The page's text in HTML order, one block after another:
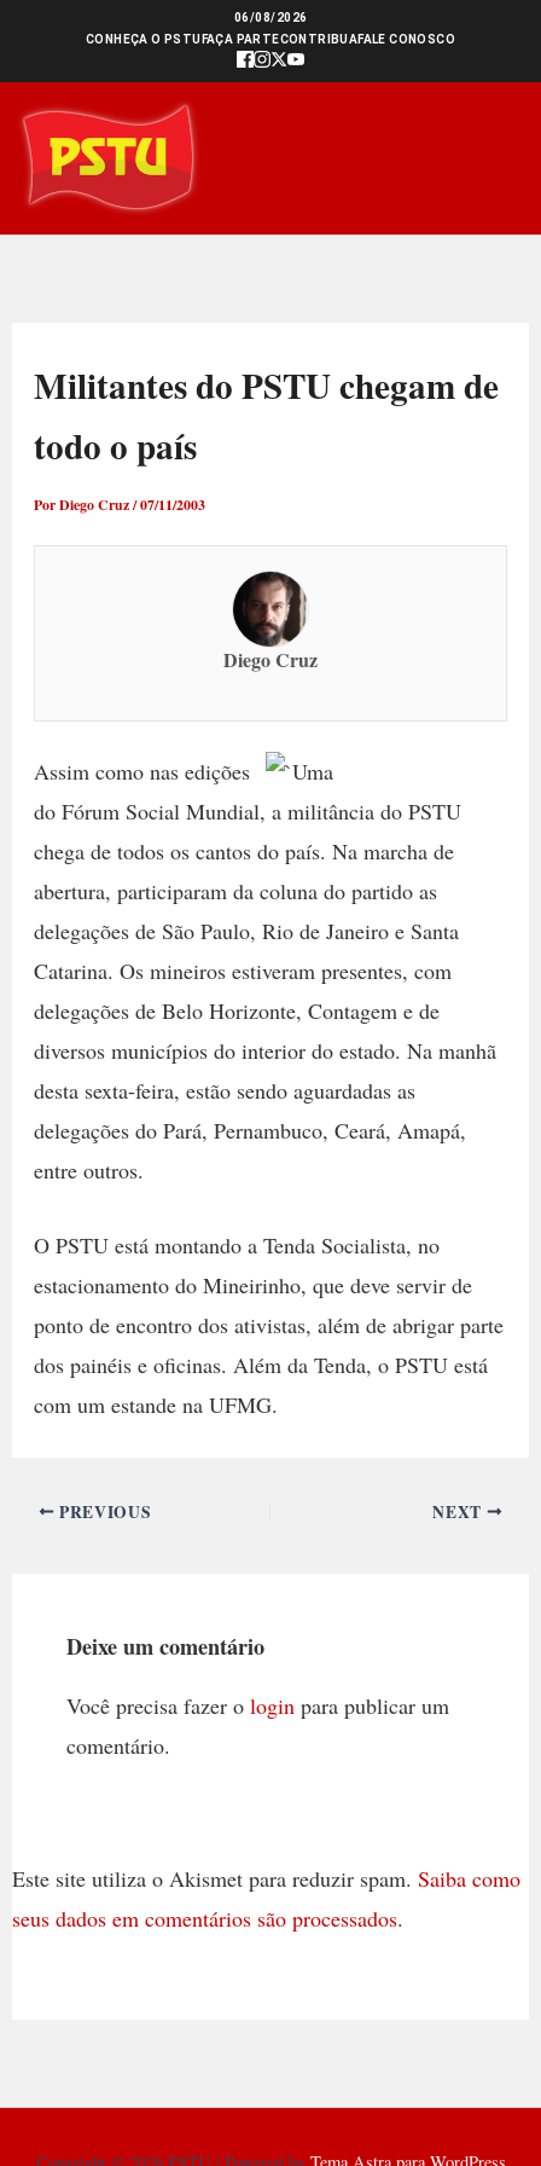
conteúdo
06/08/2026
CONHEÇA O PSTU FAÇA PARTECONTRIBUAFALE CONOSCO
Militantes do PSTU chegam de
todo o país
PorDiego Cruz/07/11/2003
Diego Cruz
Assim como nas edições
do Fórum Social Mundial, a militância do PSTU
chega de todos os cantos do país. Na marcha de
abertura, participaram da coluna do partido as
delegações de São Paulo, Rio de Janeiro e Santa
Catarina. Os mineiros estiveram presentes, com
delegações de Belo Horizonte, Contagem e de
diversos municípios do interior do estado. Na manhã
desta sexta-feira, estão sendo aguardadas as
delegações do Pará, Pernambuco, Ceará, Amapá,
entre outros.
O PSTU está montando a Tenda Socialista, no
estacionamento do Mineirinho, que deve servir de
ponto de encontro dos ativistas, além de abrigar parte
dos painéis e oficinas. Além da Tenda, o PSTU está
com um estande na UFMG.
PREVIOUS NEXT
Deixe um comentário
Você precisa fazer o loginpara publicar um
comentário.
Este site utiliza o Akismet para reduzir spam. Saiba como
seus dados em comentários são processados.